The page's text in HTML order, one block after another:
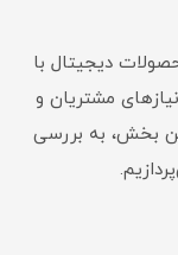
دیجیتال با
مشتریان و
بخش، به بررسی